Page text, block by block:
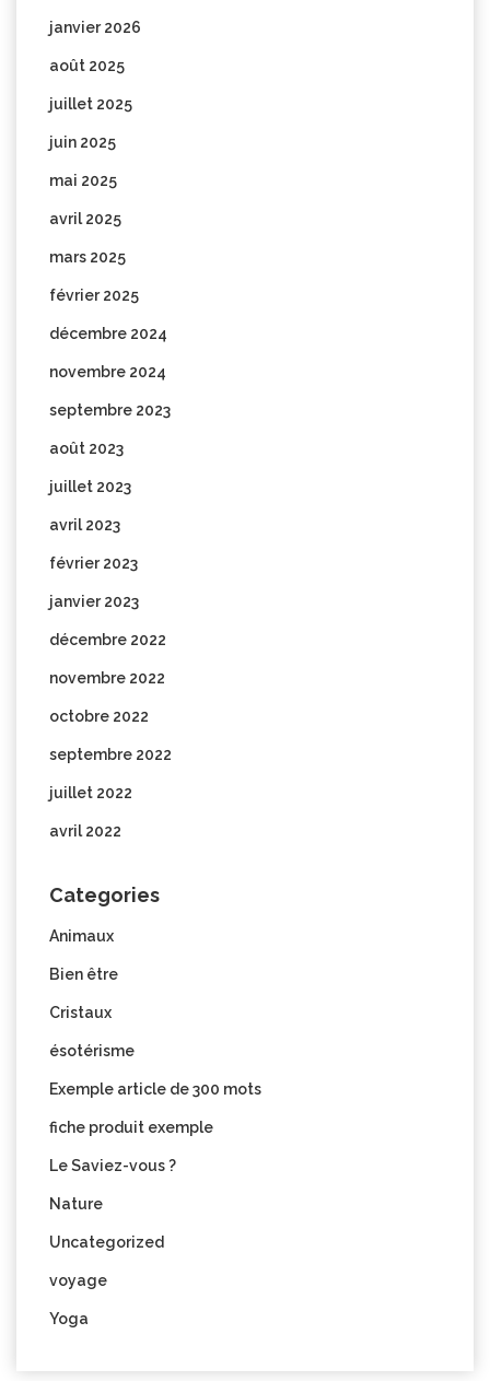
janvier 2026
août 2025
juillet 2025
juin 2025
mai 2025
avril 2025
mars 2025
février 2025
décembre 2024
novembre 2024
septembre 2023
août 2023
juillet 2023
avril 2023
février 2023
janvier 2023
décembre 2022
novembre 2022
octobre 2022
septembre 2022
juillet 2022
avril 2022
Categories
Animaux
Bien être
Cristaux
ésotérisme
Exemple article de 300 mots
fiche produit exemple
Le Saviez-vous ?
Nature
Uncategorized
voyage
Yoga